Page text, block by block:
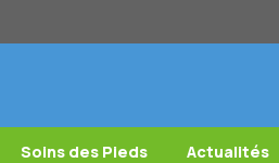
Soins des Pieds Actualités